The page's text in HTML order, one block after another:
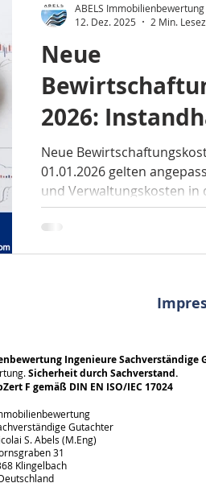
Neue
2026:
und
dem
Neue
01.01.2026 gelten
und Verwaltungskosten
Die
Verwaltungskosten und
ABELS Immobilienbewertung
12. Dez. 2025
2 Min.
Ingenieure Sachverständige
Sicherheit durch Sachverstand.
F gemäß DIN EN ISO/IEC 17024
Gutachter
S. Abels (M.Eng)
31
Klingelbach